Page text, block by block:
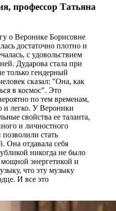
профессор Татьяна
о Веронике Борисовне
достаточно плотно и
с удовольствием
Дударова стала при
только гендерный
сказал: "Она, как
в космос". Это
по тем временам,
и легко. У Вероники
свойства ее таланта,
и личностного
стать
Она отдавала себя
никогда не было
энергетикой и
что эту музыку
И все это